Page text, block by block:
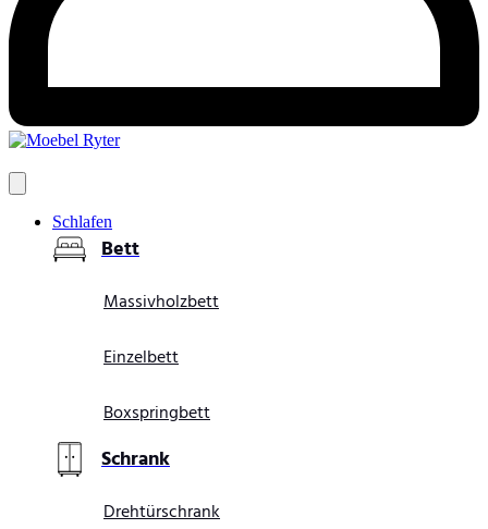
Schlafen
Bett
Massivholzbett
Einzelbett
Boxspringbett
Schrank
Drehtürschrank